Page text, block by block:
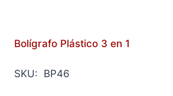
Bolígrafo Plástico 3 en 1
SKU: BP46